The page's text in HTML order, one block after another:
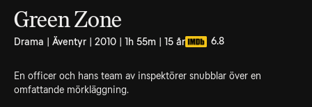
Green Zone
Drama | Äventyr | 2010 | 1h 55m | 15 år 6.8
En officer och hans team av inspektörer snubblar över en
omfattande mörkläggning.